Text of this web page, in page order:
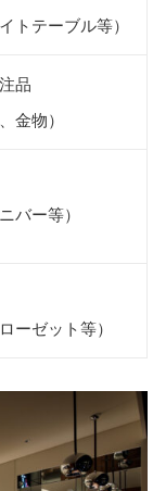
トテーブル等）
品
金物）
バー等）
ーゼット等）